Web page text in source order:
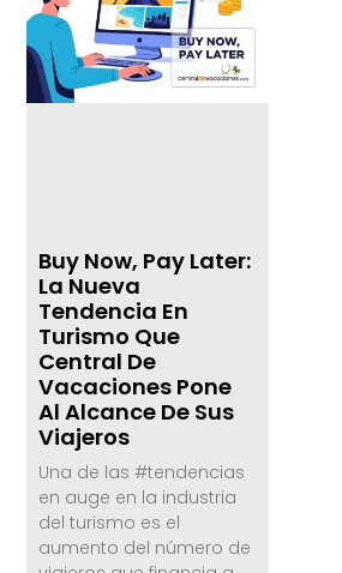
Buy Now, Pay Later:
La Nueva
Tendencia En
Turismo Que
Central De
Vacaciones Pone
Al Alcance De Sus
Viajeros
Una de las #tendencias
en auge en la industria
del turismo es el
aumento del número de